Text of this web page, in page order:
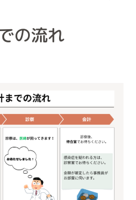
の流れ